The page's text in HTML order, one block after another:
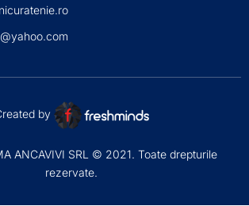
by
ANCAVIVI SRL © 2021. Toate drepturile
rezervate.